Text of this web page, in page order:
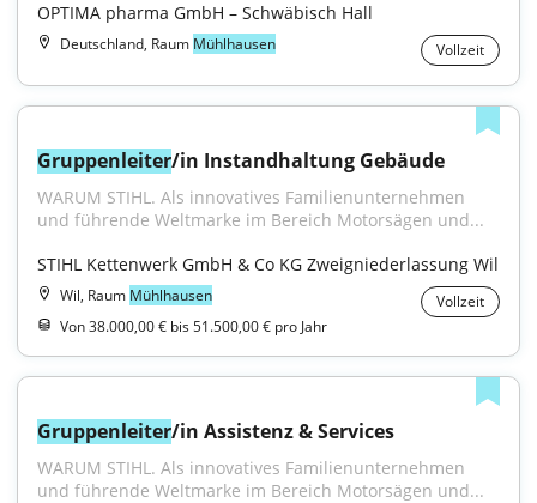
OPTIMA pharma GmbH – Schwäbisch Hall
Deutschland, Raum Mühlhausen Vollzeit
Gruppenleiter/in Instandhaltung Gebäude
WARUM STIHL. Als innovatives Familienunternehmen
und führende Weltmarke im Bereich Motorsägen und...
STIHL Kettenwerk GmbH & Co KG Zweigniederlassung Wil
Wil, Raum Mühlhausen
Vollzeit
Von 38.000,00 € bis 51.500,00 € pro Jahr
Gruppenleiter/in Assistenz & Services
WARUM STIHL. Als innovatives Familienunternehmen
und führende Weltmarke im Bereich Motorsägen und...